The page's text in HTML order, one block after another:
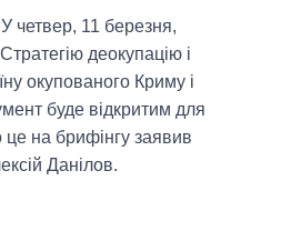
У четвер, 11 березня,
деокупацію і
окупованого Криму і
буде відкритим для
це на брифінгу заявив
Данілов.